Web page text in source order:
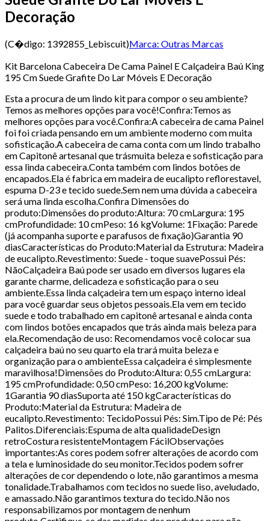
Decoração
(C�digo: 1392855_Lebiscuit)Marca: Outras Marcas
Kit Barcelona Cabeceira De Cama Painel E Calçadeira Baú King
195 Cm Suede Grafite Do Lar Móveis E Decoração
Esta a procura de um lindo kit para compor o seu ambiente?
Temos as melhores opções para você!Confira:Temos as
melhores opções para você.Confira:A cabeceira de cama Painel
foi foi criada pensando em um ambiente moderno com muita
sofisticação.A cabeceira de cama conta com um lindo trabalho
em Capitonê artesanal que trásmuita beleza e sofisticação para
essa linda cabeceira.Conta também com lindos botões de
encapados.Ela é fabrica em madeira de eucalipto reflorestavel,
espuma D-23 e tecido suede.Sem nem uma dúvida a cabeceira
será uma linda escolha.Confira Dimensões do
produto:Dimensões do produto:Altura: 70 cmLargura: 195
cmProfundidade: 10 cmPeso: 16 kgVolume: 1Fixação: Parede
(já acompanha suporte e parafusos de fixação)Garantia 90
diasCaracterísticas do Produto:Material da Estrutura: Madeira
de eucalipto.Revestimento: Suede - toque suavePossui Pés:
NãoCalçadeira Baú pode ser usado em diversos lugares ela
garante charme, delicadeza e sofisticação para o seu
ambiente.Essa linda calçadeira tem um espaço interno ideal
para você guardar seus objetos pessoais.Ela vem em tecido
suede e todo trabalhado em capitonê artesanal e ainda conta
com lindos botões encapados que trás ainda mais beleza para
ela.Recomendação de uso: Recomendamos você colocar sua
calçadeira baú no seu quarto ela trará muita beleza e
organização para o ambienteEssa calçadeira é simplesmente
maravilhosa!Dimensões do Produto:Altura: 0,55 cmLargura:
195 cmProfundidade: 0,50 cmPeso: 16,200 kgVolume:
1Garantia 90 diasSuporta até 150 kgCaracterísticas do
Produto:Material da Estrutura: Madeira de
eucalipto.Revestimento: TecidoPossui Pés: Sim.Tipo de Pé: Pés
Palitos.Diferenciais:Espuma de alta qualidadeDesign
retroCostura resistenteMontagem FácilObservações
importantes:As cores podem sofrer alterações de acordo com
a tela e luminosidade do seu monitor.Tecidos podem sofrer
alterações de cor dependendo o lote, não garantimos a mesma
tonalidade.Trabalhamos com tecidos no suede liso, aveludado,
e amassado.Não garantimos textura do tecido.Não nos
responsabilizamos por montagem de nenhum